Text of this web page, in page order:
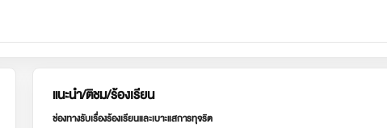
แนะนำ/ติชม/ร้องเรียน
ช่องทางรับเรื่องร้องเรียนและเบาะแสการทุจริต